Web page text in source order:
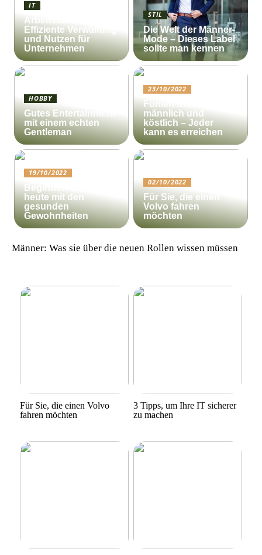
IT
Arbeitsauftrag:
Effiziente Verwaltung
und Nutzen für
Unternehmen
STIL
Die Welt der Männer-
Mode – Dieses Label
sollte man kennen
HOBBY
Gutes Entertainment
mit einem echten
Gentleman
23/10/2022
Fühlen Sie sich
männlich und
köstlich – Jeder
kann es erreichen
19/10/2022
Beginnen Sie noch
heute mit den
gesunden
Gewohnheiten
02/10/2022
Für Sie, die einen
Volvo fahren
möchten
Männer: Was sie über die neuen Rollen wissen müssen
Für Sie, die einen Volvo
fahren möchten
3 Tipps, um Ihre IT sicherer
zu machen